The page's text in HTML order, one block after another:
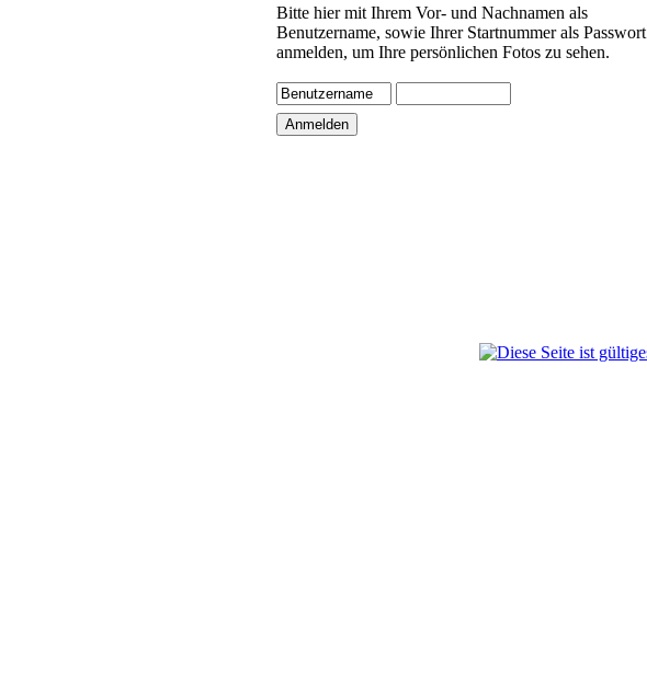
Bitte hier mit Ihrem Vor- und Nachnamen als
Benutzername, sowie Ihrer Startnummer als Passwort
anmelden, um Ihre persönlichen Fotos zu sehen.